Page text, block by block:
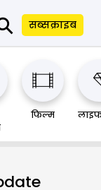
सब्सक्राइब
फिल्म